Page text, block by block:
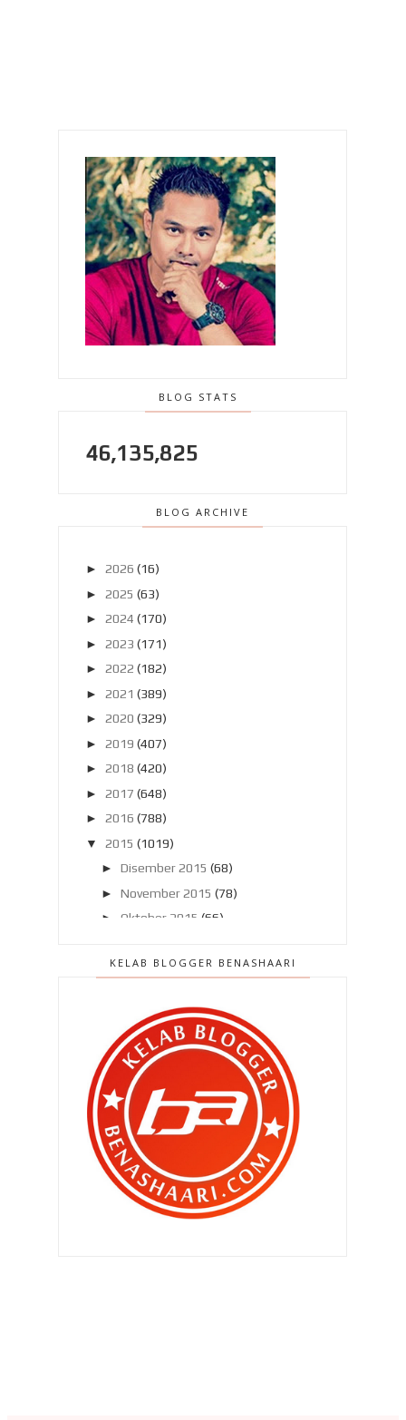
BLOG STATS
46,135,825
BLOG ARCHIVE
► 2026 (16)
► 2025 (63)
► 2024 (170)
► 2023 (171)
► 2022 (182)
► 2021 (389)
► 2020 (329)
► 2019 (407)
► 2018 (420)
► 2017 (648)
► 2016 (788)
▼
2015 (1019)
► Disember 2015 (68)
► November 2015 (78)
► Oktober 2015 (66)
►Ogos 2015(63)
Bila suri rumah tiada masa !
Bila ekslator buat hal !
Silver Cross Pop2 untuk Zahra Nur
Iman !
Tiga wanita ‘gergasi’ mengegar !
Menghilangkan parut demam
campak !
KELAB BLOGGER BENASHAARI